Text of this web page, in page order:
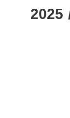
امساكية رمضان 1446 / 2025